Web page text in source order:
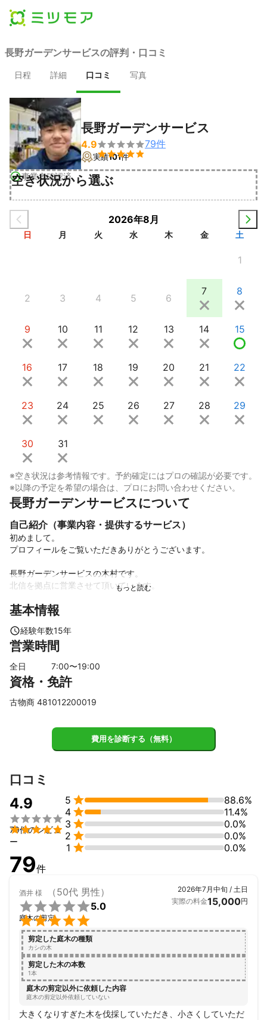
長野ガーデンサービスの評判・口コミ
日程 詳細 口コミ 写真
事業者確認済
長野ガーデンサービス
4.9

79件
実績101件
空き状況から選ぶ
2026年8月
日 月 火 水 木 金 土
1
2 3 4 5 6
7 8
9 10 11 12 13 14 15
16 17 18 19 20 21 22
23 24 25 26 27 28 29
30 31
※空き状況は参考情報です。予約確定にはプロの確認が必要です。
※以降の予定を希望の場合は、プロにお問い合わせください。
長野ガーデンサービスについて
自己紹介（事業内容・提供するサービス）
初めまして。
プロフィールをご覧いただきありがとうございます。
長野ガーデンサービスの木村です。
北信を拠点に営業させて頂いています。
庭木の剪定、伐採を中心に植木屋として15年が経ちました。
植木屋さんには剪定の仕方など、
皆さんそれぞれ多くのこだわりがあります。
もちろん私にも剪定をする上での
こだわりがあります。
ですが、
いかに自分の思い通りの剪定をするか？
どうしたらお客様に喜んで頂けるか？
です。
ですので、ぜひお客様の想いを聞かせて欲しいなと思っていま
す。
こんな庭にしたい
出来るだけ安くしたい
もっと木を小さくしたい
この予算内でやって欲しい
などなど
たくさんご相談、ご質問ください！
まずはミツモアのチャットよりお問い合わせをお待ちしておりま
す。
最後まで読んで頂きありがとうございました！
これまでの実績
基本情報
経験年数15年
営業時間
全日 7:00〜19:00
資格・免許
古物商 481012200019
費用を診断する（無料）
口コミ
4.9


79件のレビュ
ー
5 
88.6%
4 
11.4%
3 
0.0%
2 
0.0%
1  0.0%
79件
酒井 様 （50代 男性）


5.0
庭木の剪定
2026年7月中旬 / 土日
実際の料金15,000円
剪定した庭木の種類
カシの木
剪定した木の本数
1本
庭木の剪定以外に依頼した内容
庭木の剪定以外依頼していない
大きくなりすぎた木を伐採していただき、小さくしていただ